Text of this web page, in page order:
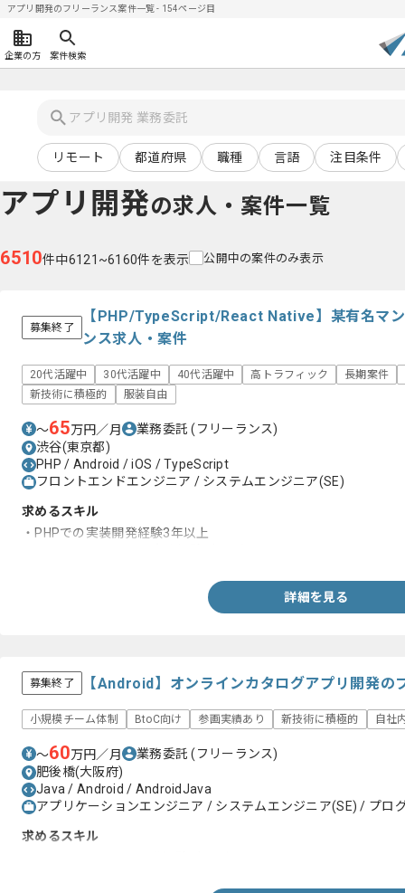
アプリ開発のフリーランス案件一覧 - 154ページ目
企業の方 案件検索
リモート 都道府県 職種 言語 注目条件
アプリ開発の求人・案件一覧
6510件中6121~6160件を表示 公開中の案件のみ表示
募集終了
【PHP/TypeScript/React Native】某有名マ
ンス求人・案件
20代活躍中 30代活躍中 40代活躍中 高トラフィック
長期案件
新技術に積極的
服装自由
〜65万円／月 業務委託(フリーランス)
渋谷(東京都)
PHP / Android / iOS / TypeScript
フロントエンドエンジニア / システムエンジニア(SE)
求めるスキル
・PHPでの実装開発経験3年以上
詳細を見る
募集終了 【Android】オンラインカタログアプリ開発の
小規模チーム体制 BtoC向け 参画実績あり 新技術に積極的 自社
〜60万円／月 業務委託(フリーランス)
肥後橋(大阪府)
Java / Android / AndroidJava
アプリケーションエンジニア / システムエンジニア(SE) / プロ
求めるスキル